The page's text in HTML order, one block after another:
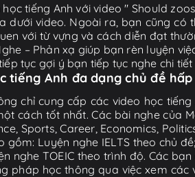
tiếng Anh với video " Should
dưới video. Ngoài ra, bạn cũng có
với từ vựng và cách diễn đạt
– Phản xạ giúp bạn rèn luyện
tục gợi ý bạn tiếp tục nghe chi
tiếng Anh đa dạng chủ đề
chỉ cung cấp các video học
cách tốt nhất. Các bài nghe của
Sports, Career, Economics,
gồm: Luyện nghe IELTS theo chủ
nghe TOEIC theo trình độ. Các
pháp học thông qua việc xem